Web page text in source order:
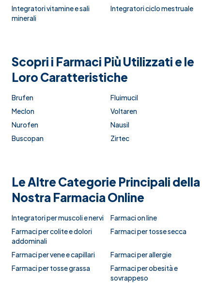
Integratori vitamine e sali
minerali
Integratori ciclo mestruale
Scopri i Farmaci Più Utilizzati e le
Loro Caratteristiche
Brufen
Fluimucil
Meclon
Voltaren
Nurofen
Nausil
Buscopan
Zirtec
Le Altre Categorie Principali della
Nostra Farmacia Online
Integratori per muscoli e nervi
Farmaci on line
Farmaci per colite e dolori
addominali
Farmaci per tosse secca
Farmaci per vene e capillari
Farmaci per allergie
Farmaci per tosse grassa
Farmaci per obesità e
sovrappeso